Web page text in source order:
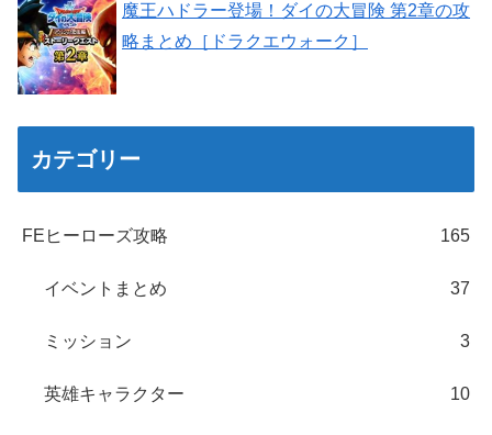
魔王ハドラー登場！ダイの大冒険 第2章の攻
略まとめ［ドラクエウォーク］
カテゴリー
FEヒーローズ攻略 165
イベントまとめ 37
ミッション 3
英雄キャラクター 10